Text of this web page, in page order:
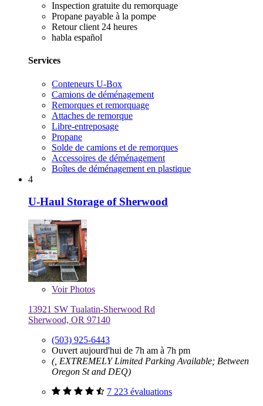
Inspection gratuite du remorquage
Propane payable à la pompe
Retour client 24 heures
habla español
Services
Conteneurs U-Box
Camions de déménagement
Remorques et remorquage
Attaches de remorque
Libre-entreposage
Propane
Solde de camions et de remorques
Accessoires de déménagement
Boîtes de déménagement en plastique
4
U-Haul Storage of Sherwood
VoirPhotos
13921 SW Tualatin-Sherwood Rd
Sherwood, OR 97140
(503) 925-6443
Ouvert aujourd'hui de 7h am à 7h pm
(, EXTREMELY Limited Parking Available; Between
Oregon St and DEQ)
7 223 évaluations